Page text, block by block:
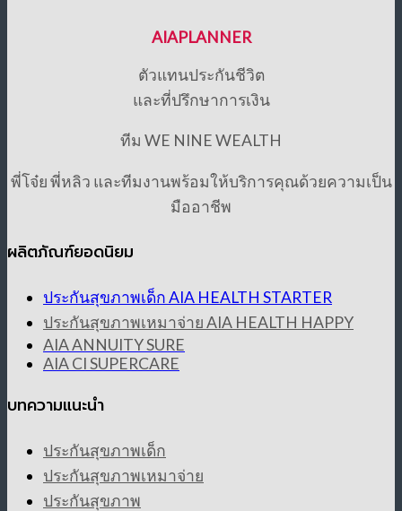
AIAPLANNER
ตัวแทนประกันชีวิต
และที่ปรึกษาการเงิน
ทีม WE NINE WEALTH
พี่โจ๋ย พี่หลิว และทีมงานพร้อมให้บริการคุณด้วยความเป็น
มืออาชีพ
ผลิตภัณฑ์ยอดนิยม
ประกันสุขภาพเด็ก AIA HEALTH STARTER
ประกันสุขภาพเหมาจ่าย AIA HEALTH HAPPY
AIA ANNUITY SURE
AIA CI SUPERCARE
บทความแนะนำ
ประกันสุขภาพเด็ก
ประกันสุขภาพเหมาจ่าย
ประกันสุขภาพ